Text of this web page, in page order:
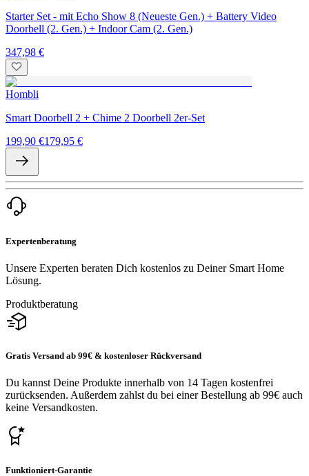
Starter Set - mit Echo Show 8 (Neueste Gen.) + Battery Video
Doorbell (2. Gen.) + Indoor Cam (2. Gen.)
347,98 €
Hombli
Smart Doorbell 2 + Chime 2 Doorbell 2er-Set
199,90 €179,95 €
Expertenberatung
Unsere Experten beraten Dich kostenlos zu Deiner Smart Home
Lösung.
Produktberatung
Gratis Versand ab 99€ & kostenloser Rückversand
Du kannst Deine Produkte innerhalb von 14 Tagen kostenfrei
zurücksenden. Außerdem zahlst du bei einer Bestellung ab 99€ auch
keine Versandkosten.
Funktioniert-Garantie